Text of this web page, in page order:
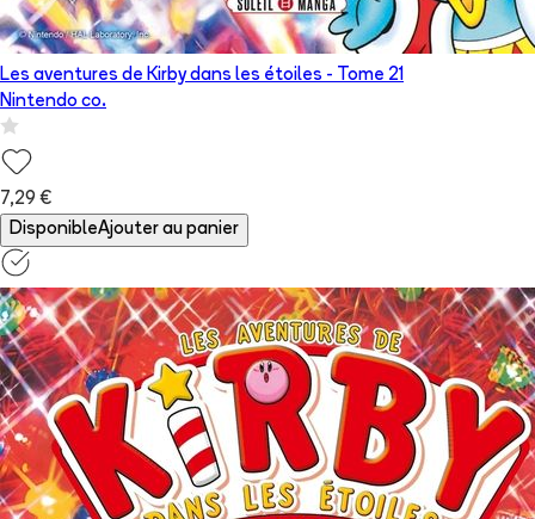
Les aventures de Kirby dans les étoiles - Tome 21
Nintendo co.
7,29 €
DisponibleAjouter au panier